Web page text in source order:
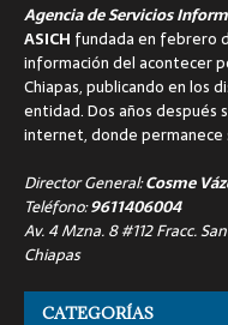
Agencia de Servicios
ASICH fundada en febrero
información del acontecer
Chiapas, publicando en los
entidad. Dos años
internet, donde permanece
Director General:Cosme
Teléfono:9611406004
Av. 4 Mzna. 8 #112 Fracc.
Chiapas
CATEGORÍAS